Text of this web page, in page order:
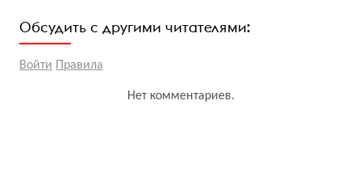
Обсудить с другими читателями:
Войти Правила
Нет комментариев.